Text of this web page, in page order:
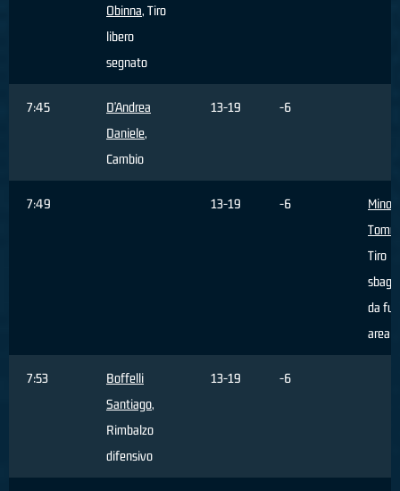
Obinna, Tiro
libero
segnato
7:45
D'Andrea
Daniele,
Cambio
13-19 -6
7:49 13-19 -6
Minoli
Tiro
da
area
7:53
Boffelli
Santiago,
Rimbalzo
difensivo
13-19 -6